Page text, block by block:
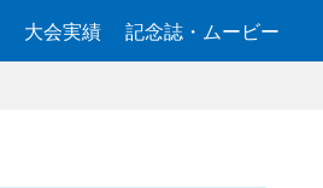
大会実績 記念誌・ムービー